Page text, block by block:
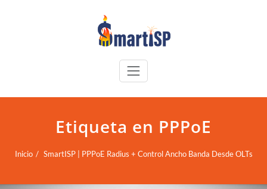
Etiqueta en PPPoE
Inicio SmartISP | PPPoE Radius + Control Ancho Banda Desde OLTs